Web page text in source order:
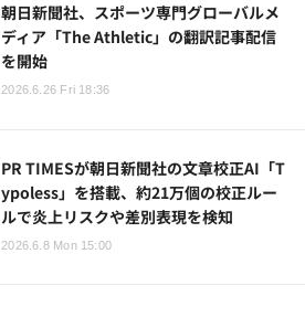
朝日新聞社、スポーツ専門グローバルメ
ディア「The Athletic」の翻訳記事配信
を開始
2026.6.26 Fri 18:36
PR TIMESが朝日新聞社の文章校正AI「T
ypoless」を搭載、約21万個の校正ルー
ルで炎上リスクや差別表現を検知
2026.6.8 Mon 15:00